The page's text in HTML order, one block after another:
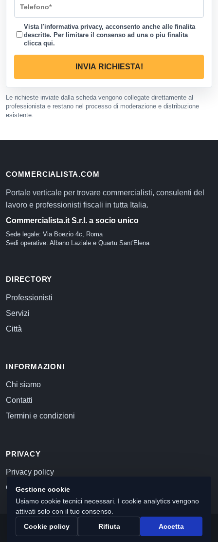
Vista l'informativa privacy, acconsento anche alle finalita
descritte. Per limitare il consenso ad una o piu finalita
clicca qui.
INVIA RICHIESTA!
Le richieste inviate dalla scheda vengono collegate direttamente al
professionista e restano nel processo di moderazione e distribuzione
esistente.
COMMERCIALISTA.COM
Portale verticale per trovare commercialisti, consulenti del
lavoro e professionisti fiscali in tutta Italia.
Commercialista.it S.r.l. a socio unico
Sede legale: Via Boezio 4c, Roma
Sedi operative: Albano Laziale e Quartu Sant'Elena
DIRECTORY
Professionisti
Servizi
Città
INFORMAZIONI
Chi siamo
Contatti
Termini e condizioni
PRIVACY
Privacy policy
Cookie policy
© 2026 Commercialista.com
C.F. e P.IVA 12059071006
Gestione cookie
Usiamo cookie tecnici necessari. I cookie analytics vengono
attivati solo con il tuo consenso.
Cookie policy
Rifiuta Accetta